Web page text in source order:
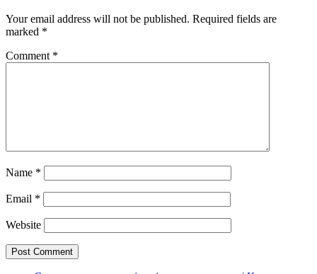
Your email address will not be published. Required fields are
marked *
Comment *
Name *
Email *
Website